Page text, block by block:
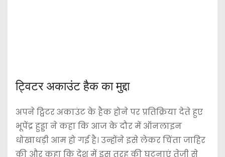
ट्विटर अकाउंट हैक का मुद्दा
अपने ट्विटर अकाउंट के हैक होने पर प्रतिक्रिया देते हुए
भूपेंद्र हुड्डा ने कहा कि आज के दौर में ऑनलाइन
धोखाधड़ी आम हो गई है। उन्होंने इसे लेकर चिंता जाहिर
की और कहा कि देश में इस तरह की घटनाएं तेजी से